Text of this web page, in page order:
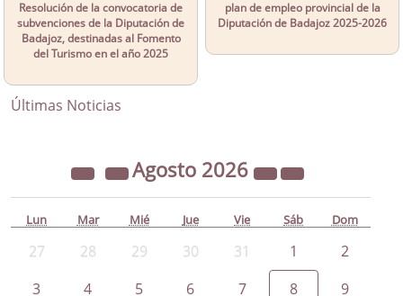
Resolución de la convocatoria de
subvenciones de la Diputación de
Badajoz, destinadas al Fomento
del Turismo en el año 2025
plan de empleo provincial de la
Diputación de Badajoz 2025-2026
Últimas Noticias
Agosto 2026
Lun Mar Mié Jue Vie Sáb Dom
27 28 29 30 31 1
2
3
4 5 6 7 8 9